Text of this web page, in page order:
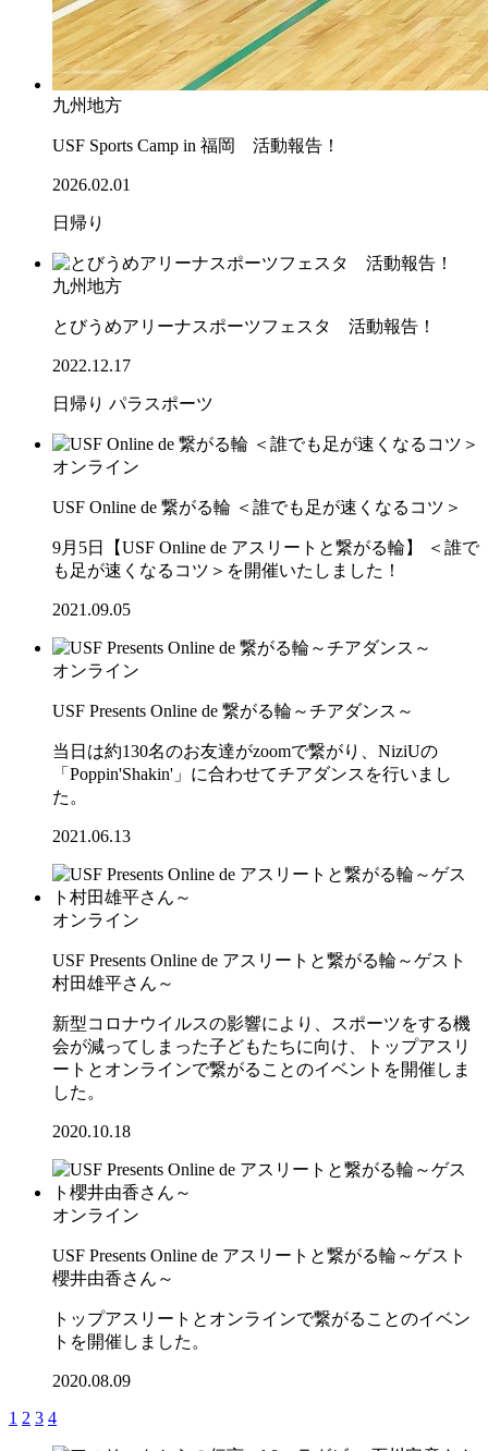
九州地方
USF Sports Camp in 福岡 活動報告！
2026.02.01
日帰り
九州地方
とびうめアリーナスポーツフェスタ 活動報告！
2022.12.17
日帰り パラスポーツ
オンライン
USF Online de 繋がる輪 ＜誰でも足が速くなるコツ＞
9月5日【USF Online de アスリートと繋がる輪】 ＜誰で
も足が速くなるコツ＞を開催いたしました！
2021.09.05
オンライン
USF Presents Online de 繋がる輪～チアダンス～
当日は約130名のお友達がzoomで繋がり、NiziUの
「Poppin'Shakin'」に合わせてチアダンスを行いまし
た。
2021.06.13
オンライン
USF Presents Online de アスリートと繋がる輪～ゲスト
村田雄平さん～
新型コロナウイルスの影響により、スポーツをする機
会が減ってしまった子どもたちに向け、トップアスリ
ートとオンラインで繋がることのイベントを開催しま
した。
2020.10.18
オンライン
USF Presents Online de アスリートと繋がる輪～ゲスト
櫻井由香さん～
トップアスリートとオンラインで繋がることのイベン
トを開催しました。
2020.08.09
1 2 3 4